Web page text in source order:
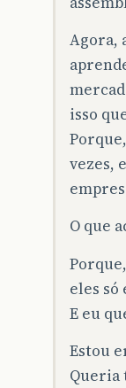
Agora,
isso
vezes,
O que
eles só
E eu
Estou
Queria